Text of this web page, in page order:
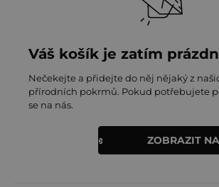
Váš košík je zatím
Nečekejte a přidejte do něj nějaký z
přírodních pokrmů. Pokud potřebujete
se na nás.
ZOBRAZIT